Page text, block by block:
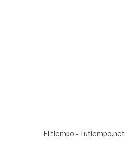
El tiempo - Tutiempo.net